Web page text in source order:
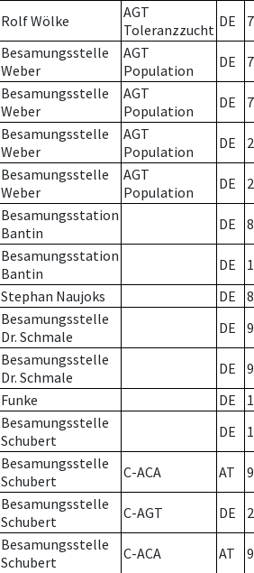
Rolf Wölke
AGT
Toleranzzucht DE 7
Besamungsstelle
Weber
AGT
Population
DE 7
Besamungsstelle
Weber
AGT
Population
DE 7
Besamungsstelle
Weber
AGT
Population
DE 2
Besamungsstelle
Weber
AGT
Population
DE 2
Besamungsstation
Bantin
DE 8
Besamungsstation
Bantin
DE
Stephan Naujoks DE
8
Besamungsstelle
Dr. Schmale
DE 9
Besamungsstelle
Dr. Schmale
DE
9
Funke DE
Besamungsstelle
Schubert
DE
Besamungsstelle
Schubert
C-ACA AT
Besamungsstelle
Schubert
C-AGT DE 2
Besamungsstelle
Schubert
C-ACA AT